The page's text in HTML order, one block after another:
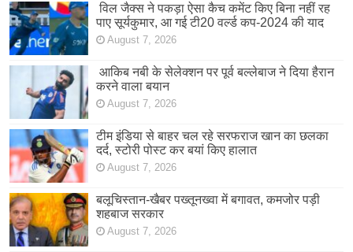
विल जैक्स ने पकड़ा ऐसा कैच कमेंट किए बिना नहीं रह
पाए सूर्यकुमार, आ गई टी20 वर्ल्ड कप-2024 की याद
August 7, 2026
आकिब नबी के सेलेक्शन पर पूर्व बल्लेबाज ने दिया हैरान
करने वाला बयान
August 7, 2026
टीम इंडिया से बाहर चल रहे सरफराज खान का छलका
दर्द, स्टोरी पोस्ट कर बयां किए हालात
August 7, 2026
बलूचिस्तान-खैबर पख्तूनख्वा में बगावत, कमजोर पड़ी
शहबाज सरकार
August 7, 2026